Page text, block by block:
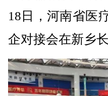
18日，河南省医
企对接会在新乡